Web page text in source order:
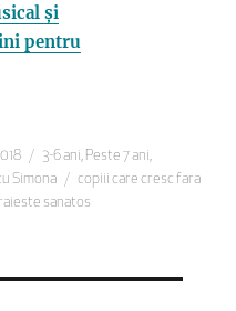
și
pentru
Categorii
3-6 ani, Peste 7 ani,
Simona Etichete
copiii care cresc fara
sanatos